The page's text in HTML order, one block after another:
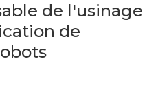
de l'usinage
de